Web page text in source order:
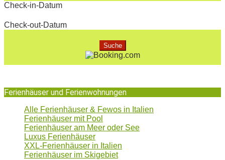
Check-in-Datum
Check-out-Datum
Ferienhäuser und Ferienwohnungen
Alle Ferienhäuser & Fewos in Italien
Ferienhäuser mit Pool
Ferienhäuser am Meer oder See
Luxus Ferienhäuser
XXL-Ferienhäuser in Italien
Ferienhäuser im Skigebiet